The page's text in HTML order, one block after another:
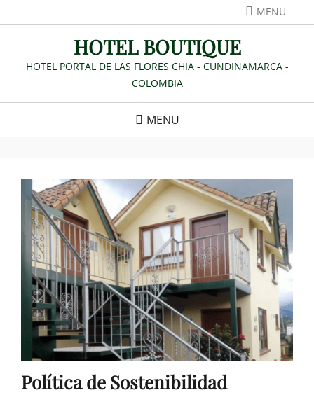
to
MENU
HOTEL BOUTIQUE
HOTEL PORTAL DE LAS FLORES CHIA - CUNDINAMARCA -
COLOMBIA
MENU
Política de Sostenibilidad